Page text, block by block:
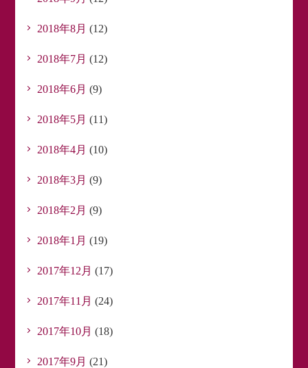
2018年8月 (12)
2018年7月 (12)
2018年6月 (9)
2018年5月 (11)
2018年4月 (10)
2018年3月 (9)
2018年2月 (9)
2018年1月 (19)
2017年12月 (17)
2017年11月 (24)
2017年10月 (18)
2017年9月 (21)